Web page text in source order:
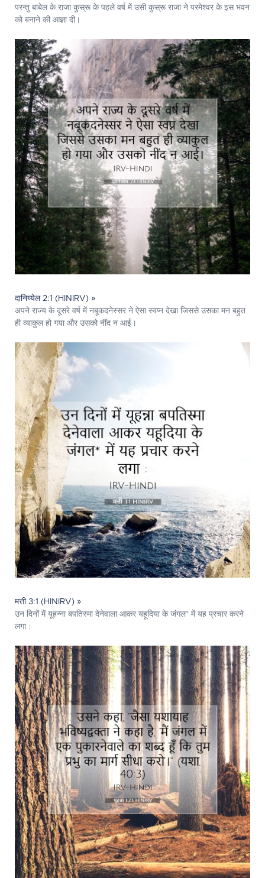
परन्तु बाबेल के राजा कुस्रू के पहले वर्ष में उसी कुस्रू राजा ने परमेश्‍वर के इस भवन
को बनाने की आज्ञा दी।
दानिय्येल 2:1 (HINIRV) »
अपने राज्य के दूसरे वर्ष में नबूकदनेस्सर ने ऐसा स्वप्न देखा जिससे उसका मन बहुत
ही व्याकुल हो गया और उसको नींद न आई।
मत्ती 3:1 (HINIRV) »
उन दिनों में यूहन्ना बपतिस्मा देनेवाला आकर यहूदिया के जंगल* में यह प्रचार करने
लगा :